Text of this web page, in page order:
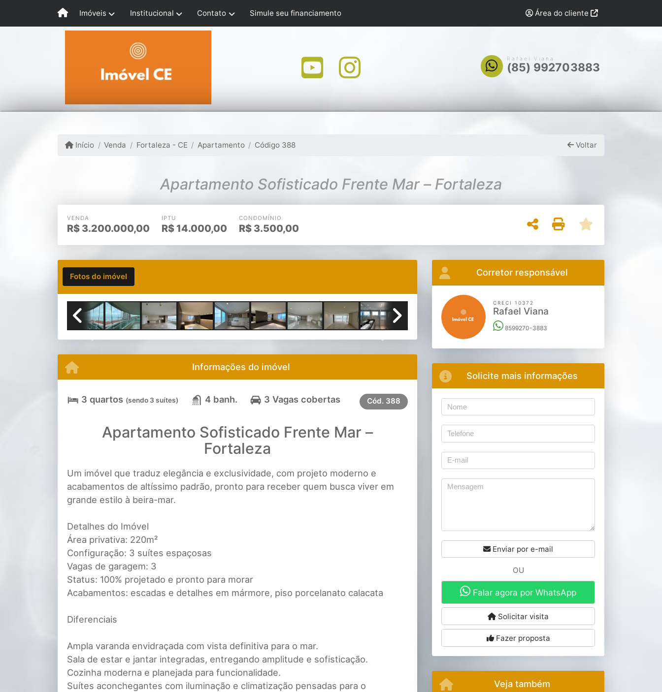
Imóveis Institucional Contato Simule seu financiamento Área do cliente
Rafael Viana
(85) 992703883
Início Venda Fortaleza - CE Apartamento Código 388 Voltar
Apartamento Sofisticado Frente Mar – Fortaleza
VENDA
R$ 3.200.000,00
IPTU
R$ 14.000,00
CONDOMÍNIO
R$ 3.500,00
Fotos do imóvel
Informações do imóvel
3 quartos (sendo 3 suítes) 4 banh. 3 Vagas cobertas Cód. 388
Apartamento Sofisticado Frente Mar –
Fortaleza
Um imóvel que traduz elegância e exclusividade, com projeto moderno e
acabamentos de altíssimo padrão, pronto para receber quem busca viver em
grande estilo à beira-mar.
Detalhes do Imóvel
Área privativa: 220m²
Configuração: 3 suítes espaçosas
Vagas de garagem: 3
Status: 100% projetado e pronto para morar
Acabamentos: escadas e detalhes em mármore, piso porcelanato calacata
Diferenciais
Ampla varanda envidraçada com vista definitiva para o mar.
Sala de estar e jantar integradas, entregando amplitude e sofisticação.
Cozinha moderna e planejada para funcionalidade.
Suítes aconchegantes com iluminação e climatização pensadas para o
Corretor responsável
CRECI 10372
Rafael Viana
8599270-3883
Solicite mais informações
Enviar por e-mail
OU
Falar agora por WhatsApp
Solicitar visita
Fazer proposta
Veja também